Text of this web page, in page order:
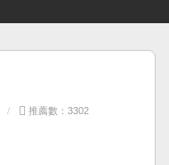
推薦數：3302